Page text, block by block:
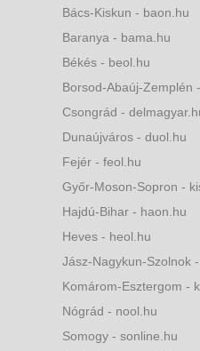
Bács-Kiskun - baon.hu
Baranya - bama.hu
Békés - beol.hu
Borsod-Abaúj-Zemplén
Csongrád -
Dunaújváros - duol.hu
Fejér - feol.hu
Győr-Moson-Sopron -
Hajdú-Bihar - haon.hu
Heves - heol.hu
Jász-Nagykun-Szolnok
Komárom-Esztergom -
Nógrád - nool.hu
Somogy - sonline.hu